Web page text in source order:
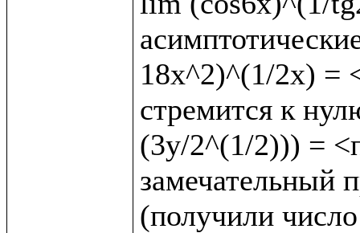
18x^2)^(1/2x) =
стремится к
(3y/2^(1/2))) =
замечательный
(получили